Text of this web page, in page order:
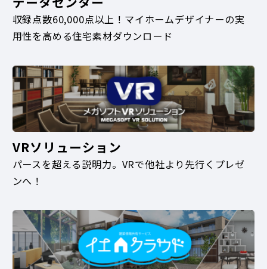
収録点数60,000点以上！マイホームデザイナーの実
用性を高める住宅素材ダウンロード
VRソリューション
パースを超える説明力。VRで他社より先行くプレゼ
ンへ！